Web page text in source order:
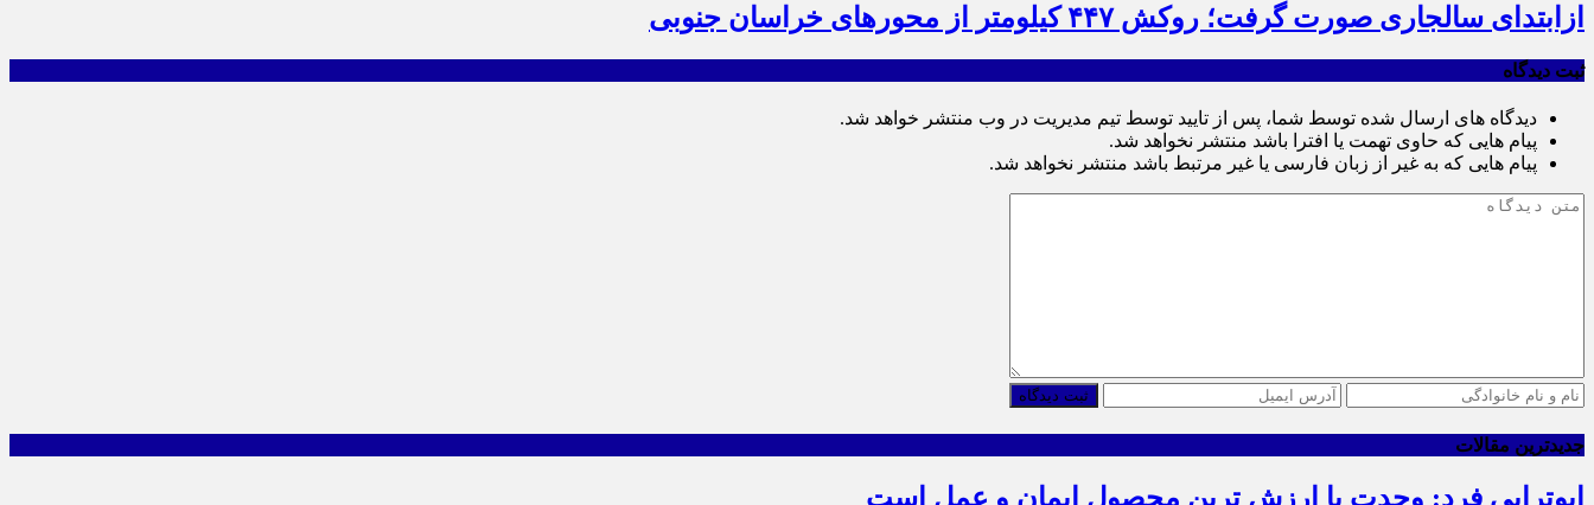
ازابتدای سالجاری صورت گرفت؛ روکش ۴۴۷ کیلومتر از محورهای خراسان جنوبی
ثبت دیدگاه
دیدگاه های ارسال شده توسط شما، پس از تایید توسط تیم مدیریت در وب منتشر خواهد شد.
پیام هایی که حاوی تهمت یا افترا باشد منتشر نخواهد شد.
پیام هایی که به غیر از زبان فارسی یا غیر مرتبط باشد منتشر نخواهد شد.
ثبت دیدگاه
جدیدترین مقالات
ابوترابی فرد: وحدت با ارزش ترین محصول ایمان و عمل است